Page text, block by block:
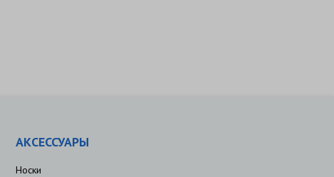
АКСЕССУАРЫ
Носки